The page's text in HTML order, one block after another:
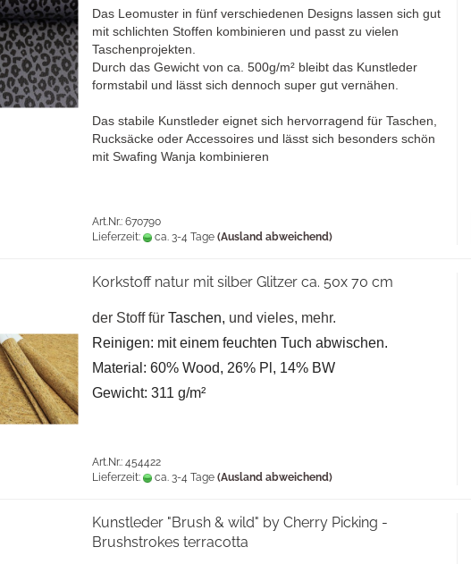
Das Leomuster in fünf verschiedenen Designs lassen sich gut
mit schlichten Stoffen kombinieren und passt zu vielen
Taschenprojekten.
Durch das Gewicht von ca. 500g/m² bleibt das Kunstleder
formstabil und lässt sich dennoch super gut vernähen.
Das stabile Kunstleder eignet sich hervorragend für Taschen,
Rucksäcke oder Accessoires und lässt sich besonders schön
mit Swafing Wanja kombinieren
Art.Nr.: 670790
Lieferzeit:
ca. 3-4 Tage (Ausland abweichend)
Korkstoff natur mit silber Glitzer ca. 50x 70 cm
der Stoff für Taschen, und vieles, mehr.
Reinigen: mit einem feuchten Tuch abwischen.
Material: 60% Wood, 26% Pl, 14% BW
Gewicht: 311 g/m²
Art.Nr.: 454422
Lieferzeit:
ca. 3-4 Tage (Ausland abweichend)
Kunstleder "Brush & wild" by Cherry Picking -
Brushstrokes terracotta